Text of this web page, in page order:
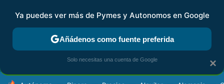
FISCALIDAD Y CONTABILIDAD KIT DIGITAL RENTA
×
Ya puedes ver más de Pymes y Autonomos en Google
Añádenos como fuente preferida
Solo necesitas una cuenta de Google